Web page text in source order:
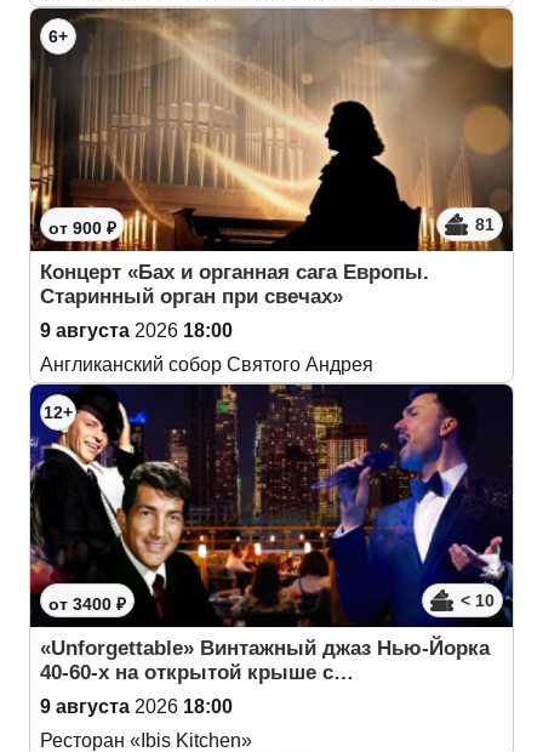
6+
от 900 ₽ 81
Концерт «Бах и органная сага Европы.
Старинный орган при свечах»
9 августа 2026 18:00
Англиканский собор Святого Андрея
12+
от 3400 ₽ < 10
«Unforgettable» Винтажный джаз Нью-Йорка
40-60-х на открытой крыше с…
9 августа 2026 18:00
Ресторан «Ibis Kitchen»